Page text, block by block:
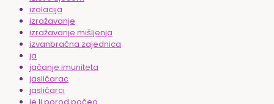
izolacija
izražavanje
izražavanje mišljenja
izvanbračna zajednica
ja
jačanje imuniteta
jasličarac
jasličarci